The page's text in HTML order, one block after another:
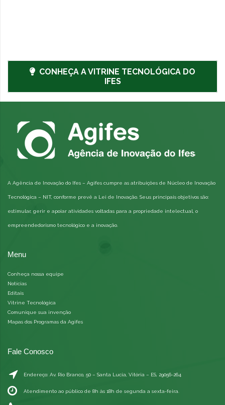
CONHEÇA A VITRINE TECNOLÓGICA DO
IFES
A Agência de Inovação do Ifes – Agifes cumpre as atribuições de Núcleo de Inovação
Tecnológica – NIT, conforme prevê a Lei de Inovação. Seus principais objetivos são:
estimular, gerir e apoiar atividades voltadas para a propriedade intelectual, o
empreendedorismo tecnológico e a inovação.
Menu
Conheça nossa equipe
Notícias
Editais
Vitrine Tecnológica
Comunique sua invenção
Mapas dos Programas da Agifes
Fale Conosco
Endereço: Av. Rio Branco, 50 – Santa Lucia, Vitória – ES, 29056-264
Atendimento ao público de 8h às 18h de segunda a sexta-feira.